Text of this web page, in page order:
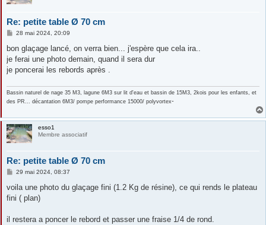
Re: petite table Ø 70 cm
M
s
a
g
e
28 mai 2024, 20:09
bon glaçage lancé, on verra bien... j'espère que cela ira..
je ferai une photo demain, quand il sera dur
je poncerai les rebords après .
Bassin naturel de nage 35 M3, lagune 6M3 sur lit d'eau et bassin de 15M3, 2kois pour les enfants, et
des PR... décantation 6M3/ pompe performance 15000/ polyvortex-
esso1
Membre associatif
Re: petite table Ø 70 cm
M
s
a
29 mai 2024, 08:37
voila une photo du glaçage fini (1.2 Kg de résine), ce qui rends le plateau
fini ( plan)
il restera a poncer le rebord et passer une fraise 1/4 de rond.